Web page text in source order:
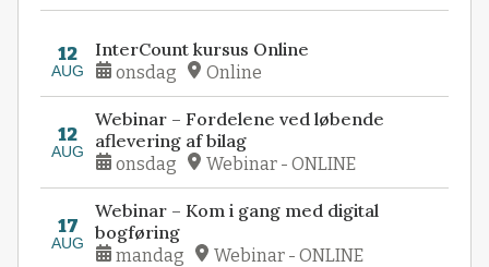
12
AUG
InterCount kursus Online
onsdag Online
12
AUG
Webinar – Fordelene ved løbende
aflevering af bilag
onsdag Webinar - ONLINE
17
AUG
Webinar – Kom i gang med digital
bogføring
mandag Webinar - ONLINE